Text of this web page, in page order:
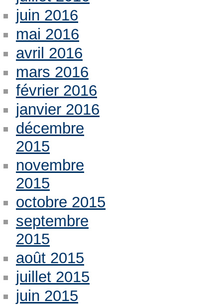
juin 2016
mai 2016
avril 2016
mars 2016
février 2016
janvier 2016
décembre
2015
novembre
2015
octobre 2015
septembre
2015
août 2015
juillet 2015
juin 2015